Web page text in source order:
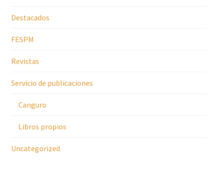
Destacados
FESPM
Revistas
Servicio de publicaciones
Canguro
Libros propios
Uncategorized